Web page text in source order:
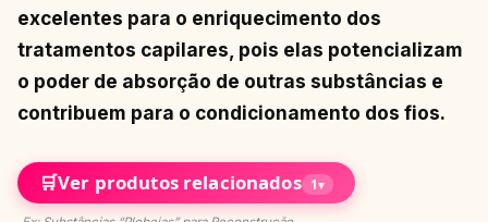
excelentes para o enriquecimento dos
tratamentos capilares, pois elas potencializam
o poder de absorção de outras substâncias e
contribuem para o condicionamento dos fios.
🛒Ver produtos relacionados 1▾